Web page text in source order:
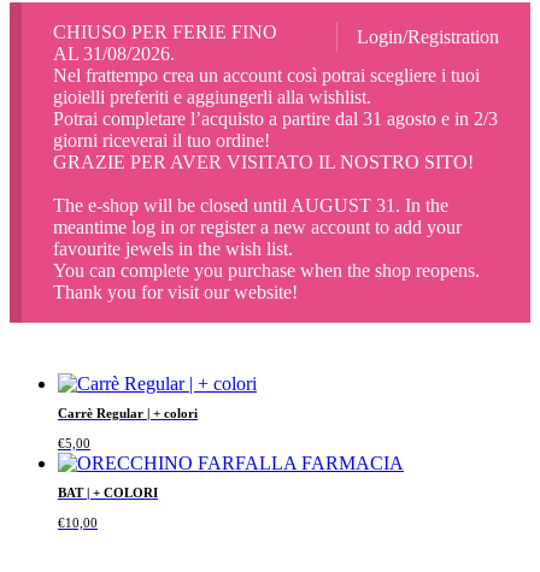
Login/Registration
CHIUSO PER FERIE FINO
AL 31/08/2026.
Nel frattempo crea un account così potrai scegliere i tuoi
gioielli preferiti e aggiungerli alla wishlist.
Potrai completare l’acquisto a partire dal 31 agosto e in 2/3
giorni riceverai il tuo ordine!
GRAZIE PER AVER VISITATO IL NOSTRO SITO!
The e-shop will be closed until AUGUST 31. In the
meantime log in or register a new account to add your
favourite jewels in the wish list.
You can complete you purchase when the shop reopens.
Thank you for visit our website!
Carrè Regular | + colori
€5,00
BAT | + COLORI
€10,00